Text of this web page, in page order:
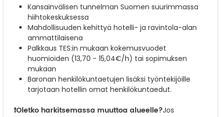
Kansainvälisen tunnelman Suomen suurimmassa
hiihtokeskuksessa
Mahdollisuuden kehittyä hotelli- ja ravintola-alan
ammattilaisena
Palkkaus TES:in mukaan kokemusvuodet
huomioiden (13,70 - 15,04€/h) tai sopimuksen
mukaan
Baronan henkilökuntaetujen lisäksi työntekijöille
tarjotaan hotellin omat henkilökuntaedut.
❗Oletko harkitsemassa muuttoa alueelle?Jos